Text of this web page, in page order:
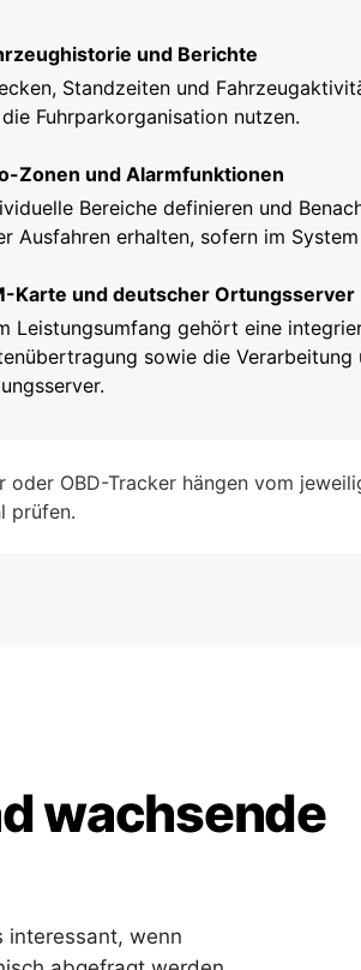
und Berichte
Standzeiten und
Fuhrparkorganisation nutzen.
Zonen und Alarmfunktionen
Bereiche definieren und
Ausfahren erhalten, sofern im
Karte und deutscher Ortungsserver
Leistungsumfang gehört eine
sowie die Verarbeitung
OBD-Tracker hängen vom
prüfen.
wachsende
interessant, wenn